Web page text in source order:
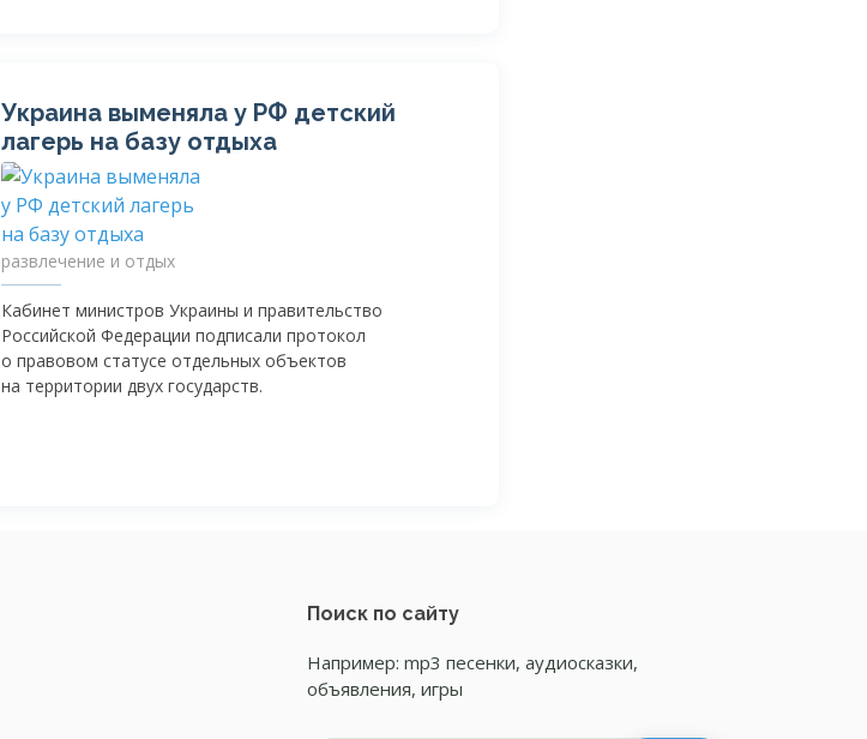
Украина выменяла у РФ детский
лагерь на базу отдыха
развлечение и отдых
Кабинет министров Украины и правительство
Российской Федерации подписали протокол
о правовом статусе отдельных объектов
на территории двух государств.
Поиск по сайту
Например: mp3 песенки, аудиосказки,
объявления, игры